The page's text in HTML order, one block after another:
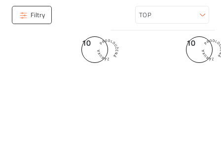
Filtry Seřadit
10 10